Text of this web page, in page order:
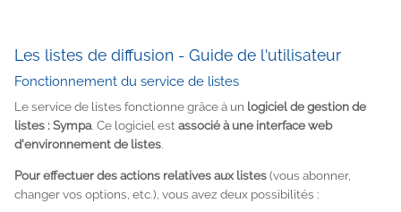
Les listes de diffusion - Guide de l'utilisateur
Fonctionnement du service de listes
Le service de listes fonctionne grâce à un logiciel de gestion de
listes : Sympa . Ce logiciel est associé à une interface web
d'environnement de listes
Pour effectuer des actions relatives aux listes(vous abonner,
changer vos options, etc.), vous avez deux possibilités :